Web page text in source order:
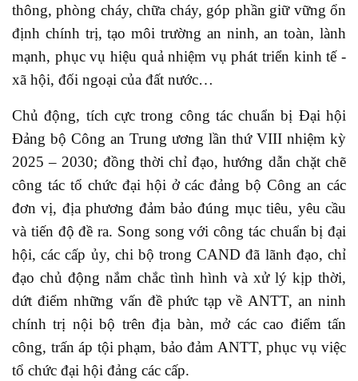
thông, phòng cháy, chữa cháy, góp phần giữ vững ổn
định chính trị, tạo môi trường an ninh, an toàn, lành
mạnh, phục vụ hiệu quả nhiệm vụ phát triển kinh tế -
xã hội, đối ngoại của đất nước…
Chủ động, tích cực trong công tác chuẩn bị Đại hội
Đảng bộ Công an Trung ương lần thứ VIII nhiệm kỳ
2025 – 2030; đồng thời chỉ đạo, hướng dẫn chặt chẽ
công tác tổ chức đại hội ở các đảng bộ Công an các
đơn vị, địa phương đảm bảo đúng mục tiêu, yêu cầu
và tiến độ đề ra. Song song với công tác chuẩn bị đại
hội, các cấp ủy, chi bộ trong CAND đã lãnh đạo, chỉ
đạo chủ động nắm chắc tình hình và xử lý kịp thời,
dứt điểm những vấn đề phức tạp về ANTT, an ninh
chính trị nội bộ trên địa bàn, mở các cao điểm tấn
công, trấn áp tội phạm, bảo đảm ANTT, phục vụ việc
tổ chức đại hội đảng các cấp.